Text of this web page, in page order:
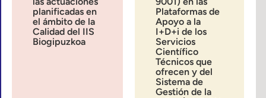
planificadas en
el ámbito de la
Calidad del IIS
Biogipuzkoa
Plataformas de
Apoyo a la
I+D+i de los
Servicios
Científico
Técnicos que
ofrecen y del
Sistema de
Gestión de la